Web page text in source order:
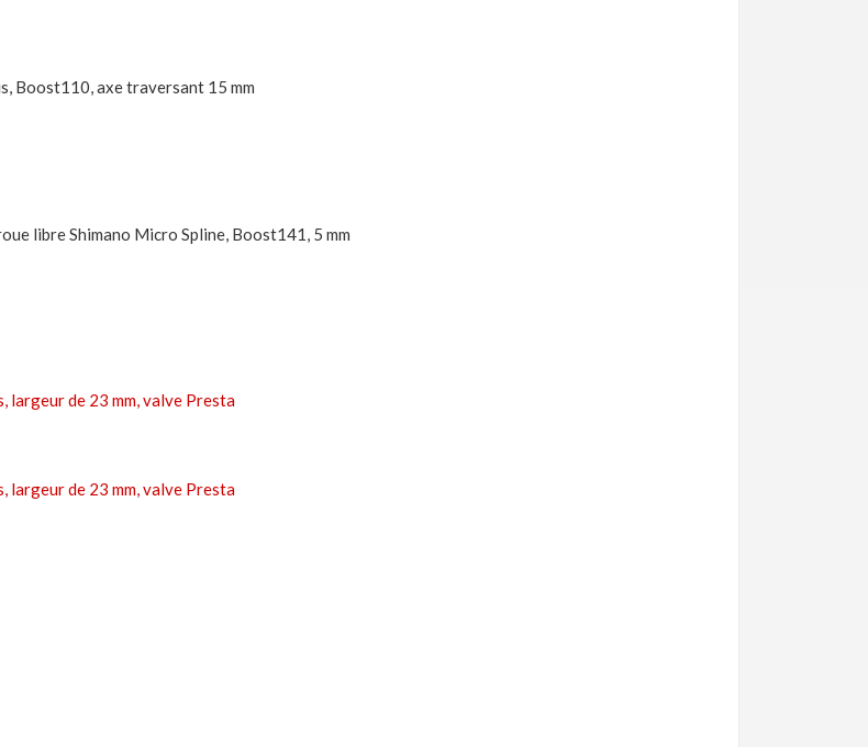
Boost110, axe traversant 15 mm
libre Shimano Micro Spline, Boost141, 5 mm
largeur de 23 mm, valve Presta
largeur de 23 mm, valve Presta